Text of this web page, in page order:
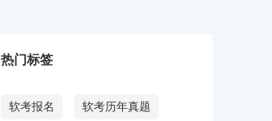
热门标签
软考报名 软考历年真题